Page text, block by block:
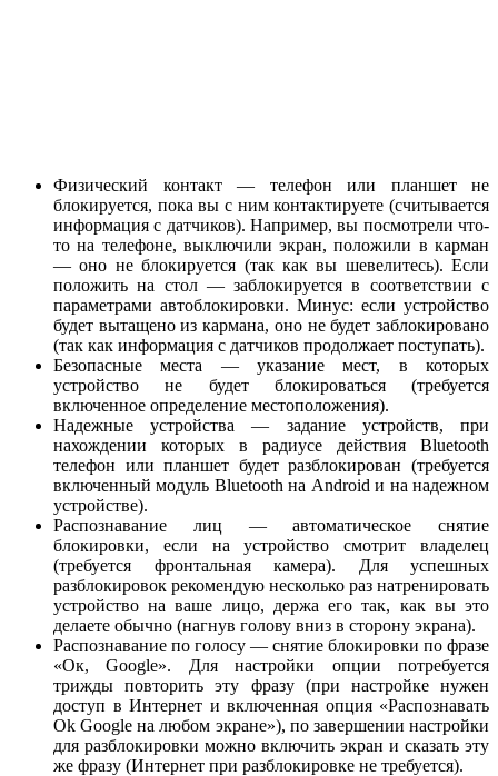
Физический контакт — телефон или планшет не
блокируется, пока вы с ним контактируете (считывается
информация с датчиков). Например, вы посмотрели что-
то на телефоне, выключили экран, положили в карман
— оно не блокируется (так как вы шевелитесь). Если
положить на стол — заблокируется в соответствии с
параметрами автоблокировки. Минус: если устройство
будет вытащено из кармана, оно не будет заблокировано
(так как информация с датчиков продолжает поступать).
Безопасные места — указание мест, в которых
устройство не будет блокироваться (требуется
включенное определение местоположения).
Надежные устройства — задание устройств, при
нахождении которых в радиусе действия Bluetooth
телефон или планшет будет разблокирован (требуется
включенный модуль Bluetooth на Android и на надежном
устройстве).
Распознавание лиц — автоматическое снятие
блокировки, если на устройство смотрит владелец
(требуется фронтальная камера). Для успешных
разблокировок рекомендую несколько раз натренировать
устройство на ваше лицо, держа его так, как вы это
делаете обычно (нагнув голову вниз в сторону экрана).
Распознавание по голосу — снятие блокировки по фразе
«Ок, Google». Для настройки опции потребуется
трижды повторить эту фразу (при настройке нужен
доступ в Интернет и включенная опция «Распознавать
Ok Google на любом экране»), по завершении настройки
для разблокировки можно включить экран и сказать эту
же фразу (Интернет при разблокировке не требуется).